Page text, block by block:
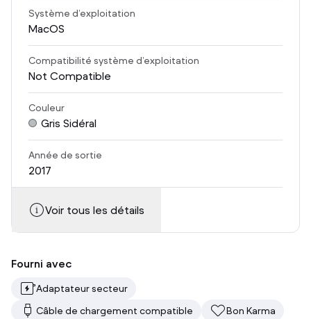
Système d’exploitation
MacOS
Compatibilité système d’exploitation
Not Compatible
Couleur
Gris Sidéral
Année de sortie
2017
Voir tous les détails
Fourni avec
Adaptateur secteur
Câble de chargement compatible
Bon Karma